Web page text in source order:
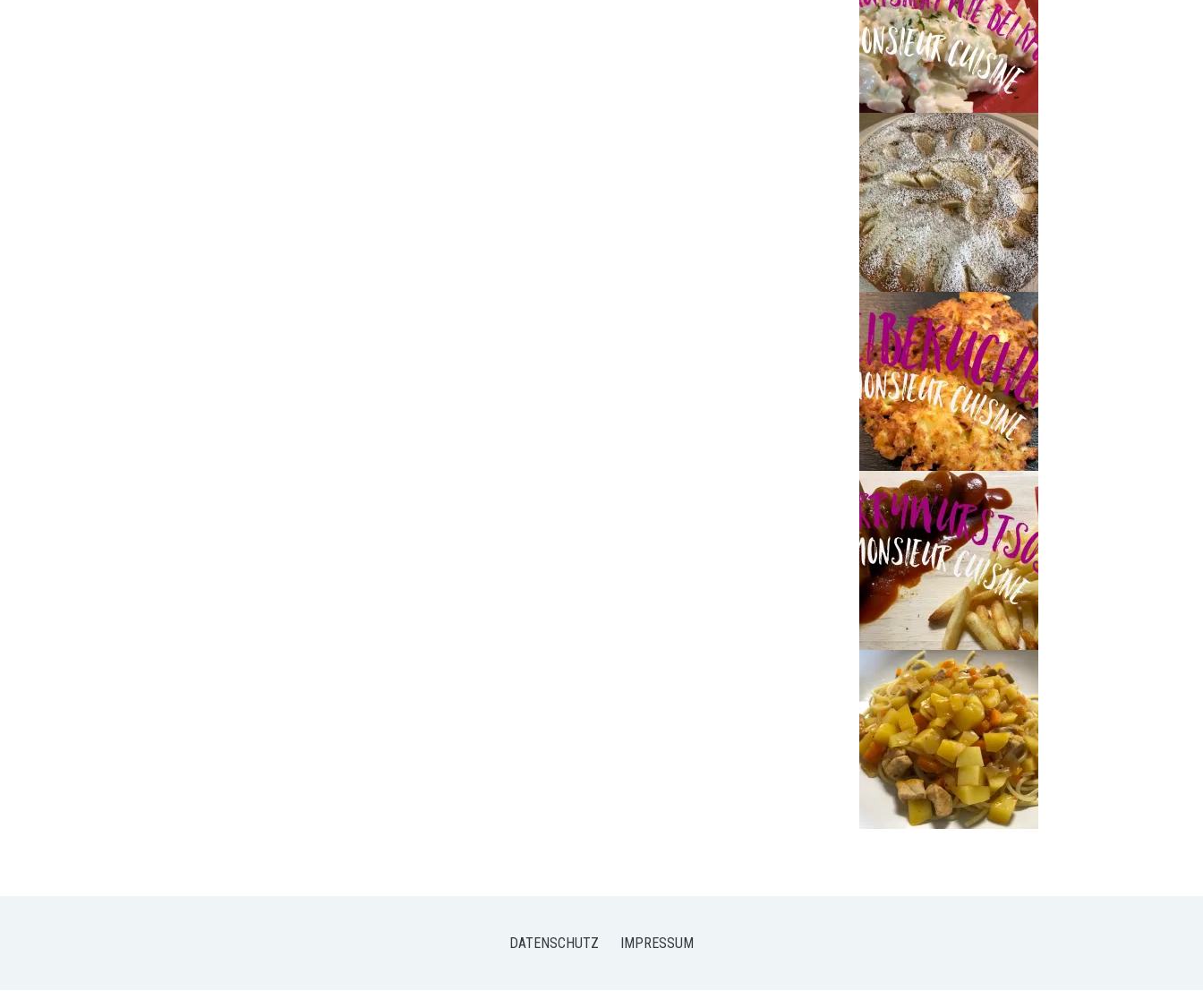
DATENSCHUTZ IMPRESSUM